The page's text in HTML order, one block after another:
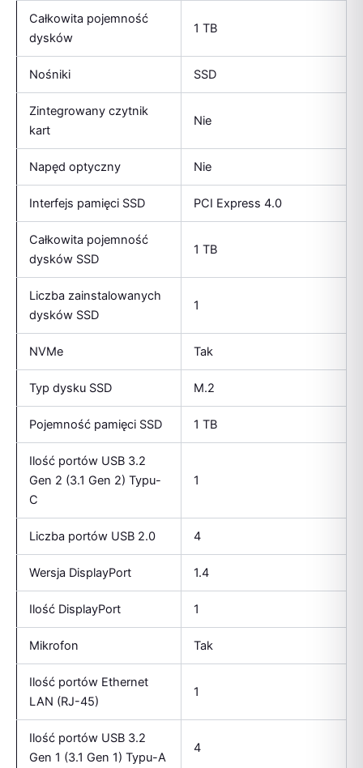
Całkowita pojemność
dysków
1 TB
Nośniki SSD
Zintegrowany czytnik
kart
Nie
Napęd optyczny Nie
Interfejs pamięci SSD PCI Express 4.0
Całkowita pojemność
dysków SSD
1 TB
Liczba zainstalowanych
dysków SSD
1
NVMe Tak
Typ dysku SSD M.2
Pojemność pamięci SSD 1 TB
Ilość portów USB 3.2
Gen 2 (3.1 Gen 2) Typu-
C
1
Liczba portów USB 2.0 4
Wersja DisplayPort 1.4
Ilość DisplayPort 1
Mikrofon Tak
Ilość portów Ethernet
LAN (RJ-45)
1
Ilość portów USB 3.2
Gen 1 (3.1 Gen 1) Typu-A
4